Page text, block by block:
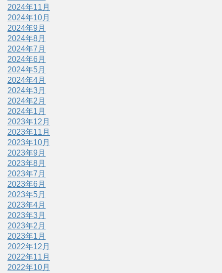
2024年11月
2024年10月
2024年9月
2024年8月
2024年7月
2024年6月
2024年5月
2024年4月
2024年3月
2024年2月
2024年1月
2023年12月
2023年11月
2023年10月
2023年9月
2023年8月
2023年7月
2023年6月
2023年5月
2023年4月
2023年3月
2023年2月
2023年1月
2022年12月
2022年11月
2022年10月